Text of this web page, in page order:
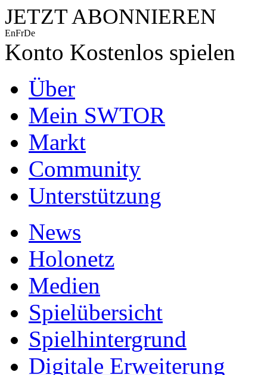
JETZT ABONNIEREN
EnFrDe
Konto Kostenlos spielen
Über
Mein SWTOR
Markt
Community
Unterstützung
News
Holonetz
Medien
Spielübersicht
Spielhintergrund
Digitale Erweiterung